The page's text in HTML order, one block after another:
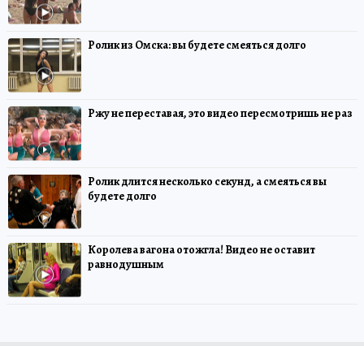
Ролик из Омска: вы будете смеяться долго
Ржу не переставая, это видео пересмотришь не раз
Ролик длится несколько секунд, а смеяться вы
будете долго
Королева вагона отожгла! Видео не оставит
равнодушным